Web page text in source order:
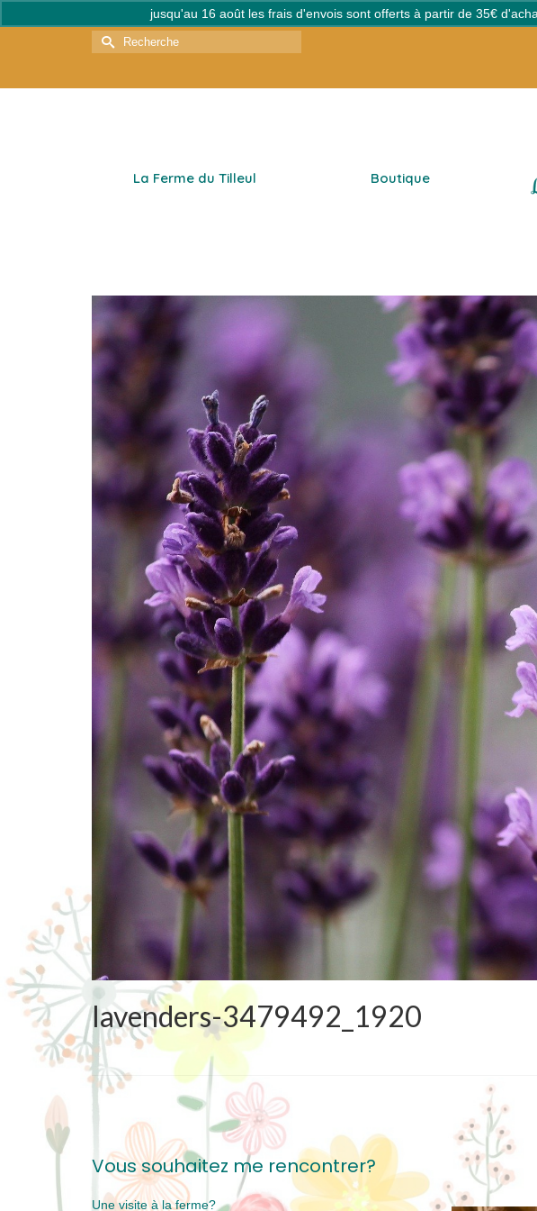
jusqu'au 16 août les frais d'envois sont offerts à partir de 35€
Rechercher :
La Ferme du Tilleul Boutique
lavenders-3479492_1920
Vous souhaitez me rencontrer?
Une visite à la ferme?